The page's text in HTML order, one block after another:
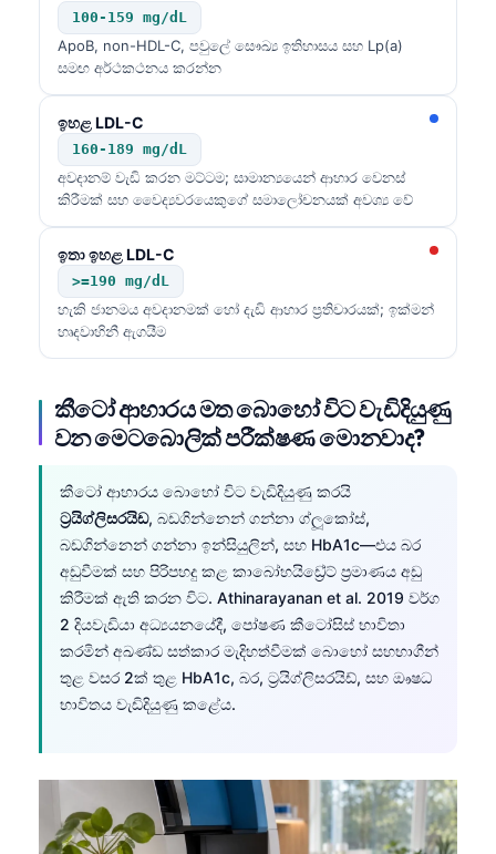
100-159 mg/dL
ApoB, non-HDL-C, පවුලේ සෞඛ්‍ය ඉතිහාසය සහ Lp(a)
සමඟ අර්ථකථනය කරන්න
ඉහළ LDL-C
160-189 mg/dL
අවදානම් වැඩි කරන මට්ටම; සාමාන්‍යයෙන් ආහාර වෙනස්
කිරීමක් සහ වෛද්‍යවරයෙකුගේ සමාලෝචනයක් අවශ්‍ය වේ
ඉතා ඉහළ LDL-C
>=190 mg/dL
හැකි ජානමය අවදානමක් හෝ දැඩි ආහාර ප්‍රතිචාරයක්; ඉක්මන්
හෘදවාහිනී ඇගයීම
කීටෝ ආහාරය මත බොහෝ විට වැඩිදියුණු
වන මෙටබොලික් පරීක්ෂණ මොනවාද?
කීටෝ ආහාරය බොහෝ විට වැඩිදියුණු කරයි
ට්‍රයිග්ලිසරයිඩ, බඩගින්නෙන් ගන්නා ග්ලූකෝස්,
බඩගින්නෙන් ගන්නා ඉන්සියුලින්, සහ HbA1c—එය බර
අඩුවීමක් සහ පිරිපහදු කළ කාබෝහයිඩ්‍රේට් ප්‍රමාණය අඩු
කිරීමක් ඇති කරන විට. Athinarayanan et al. 2019 වර්ග
2 දියවැඩියා අධ්‍යයනයේදී, පෝෂණ කීටෝසිස් භාවිතා
කරමින් අඛණ්ඩ සත්කාර මැදිහත්වීමක් බොහෝ සහභාගීන්
තුළ වසර 2ක් තුළ HbA1c, බර, ට්‍රයිග්ලිසරයිඩ්, සහ ඖෂධ
භාවිතය වැඩිදියුණු කළේය.